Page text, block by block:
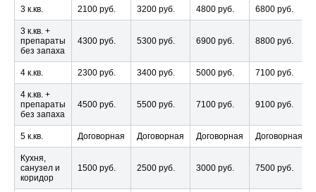
3 к.кв. 2100 руб. 3200 руб. 4800 руб. 6800 руб.
3 к.кв. +
препараты
без запаха
4300 руб. 5300 руб. 6900 руб. 8800 руб.
4 к.кв. 2300 руб. 3400 руб. 5000 руб. 7100 руб.
4 к.кв. +
препараты
без запаха
4500 руб. 5500 руб. 7100 руб. 9100 руб.
5 к.кв. Договорная Договорная Договорная Договорная
Кухня,
санузел и
коридор
1500 руб. 2500 руб. 3000 руб. 7500 руб.